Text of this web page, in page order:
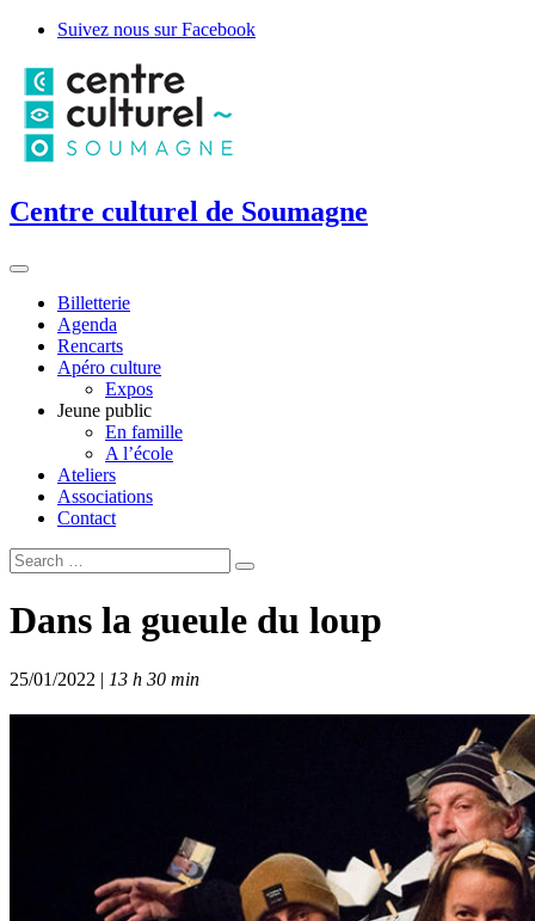
Suivez nous sur Facebook
Centre culturel de Soumagne
Billetterie
Agenda
Rencarts
Apéro culture
Expos
Jeune public
En famille
A l’école
Ateliers
Associations
Contact
Dans la gueule du loup
25/01/2022 | 13 h 30 min